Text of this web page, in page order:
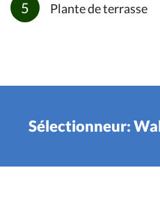
Plante de terrasse
Sélectionneur: